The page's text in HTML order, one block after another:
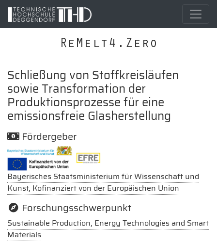
ReMelt4.Zero
Schließung von Stoffkreisläufen
sowie Transformation der
Produktionsprozesse für eine
emissionsfreie Glasherstellung
Fördergeber
Bayerisches Staatsministerium für Wissenschaft und
Kunst, Kofinanziert von der Europäischen Union
Forschungsschwerpunkt
Sustainable Production, Energy Technologies and Smart
Materials